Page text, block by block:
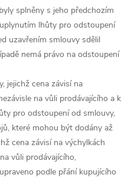
splněny s jeho předchozím
lhůty pro odstoupení
uzavřením smlouvy sdělil
nemá právo na odstoupení
jejichž cena závisí na
na vůli prodávajícího a k
pro odstoupení od smlouvy,
které mohou být dodány až
cena závisí na výchylkách
vůli prodávajícího,
podle přání kupujícího